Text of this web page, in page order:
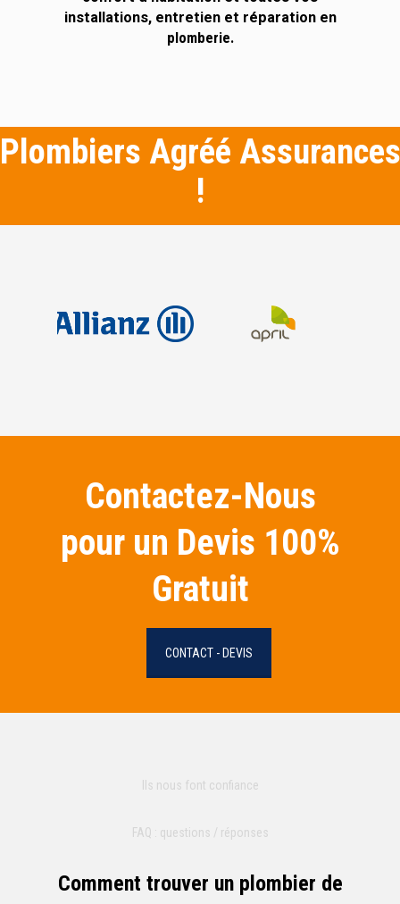
installations, entretien et réparation en
plomberie.
Plombiers Agréé Assurances
!
Contactez-Nous
pour un Devis 100%
Gratuit
CONTACT - DEVIS
Ils nous font confiance
FAQ : questions / réponses
Comment trouver un plombier de